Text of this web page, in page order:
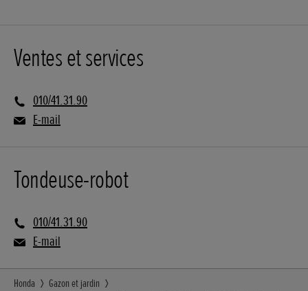
Ventes et services
010/41.31.90
E-mail
Tondeuse-robot
010/41.31.90
E-mail
Honda
Gazon et jardin